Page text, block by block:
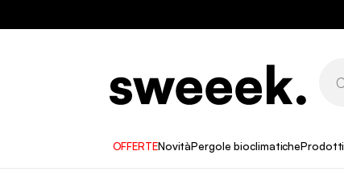
OFFERTENovitàPergole bioclimaticheProdotti